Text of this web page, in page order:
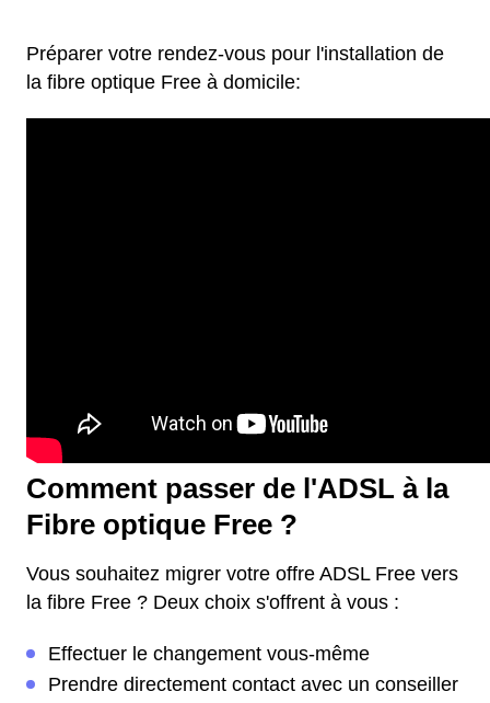
Préparer votre rendez-vous pour l'installation de
la fibre optique Free à domicile:
Comment passer de l'ADSL à la
Fibre optique Free ?
Vous souhaitez migrer votre offre ADSL Free vers
la fibre Free ? Deux choix s'offrent à vous :
Effectuer le changement vous-même
Prendre directement contact avec un conseiller